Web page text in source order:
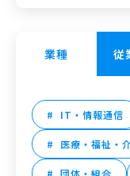
業種
IT・情報通信
医療・福祉・
従